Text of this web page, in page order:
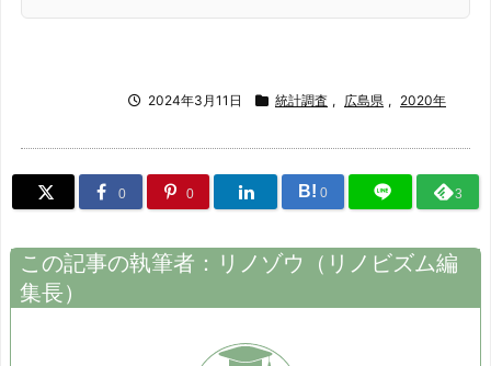
2024年3月11日 統計調査 , 広島県 , 2020年
0 0 B! 0 3
この記事の執筆者： リノゾウ （ リノビズム編
集長）